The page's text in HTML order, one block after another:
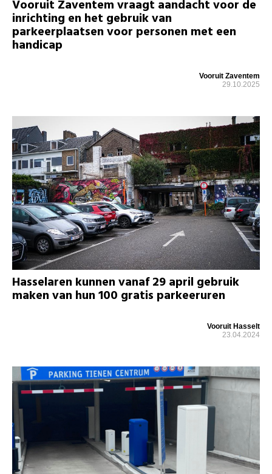
Vooruit Zaventem vraagt aandacht voor de
inrichting en het gebruik van
parkeerplaatsen voor personen met een
handicap
Vooruit Zaventem
29.10.2025
Hasselaren kunnen vanaf 29 april gebruik
maken van hun 100 gratis parkeeruren
Vooruit Hasselt
23.04.2024